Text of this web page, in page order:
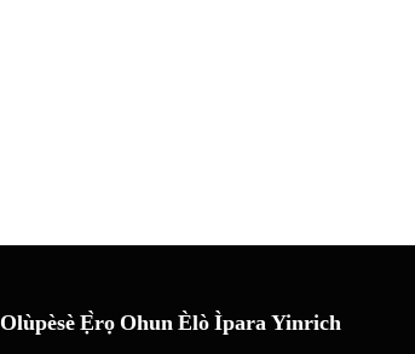
Olùpèsè Ẹ̀rọ Ohun Èlò Ìpara Yinrich